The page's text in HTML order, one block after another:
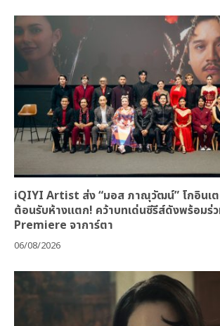
iQIYI Artist ส่ง “มอส ภาณุวัฒน์” โกอินเ
ต้อนรับห้างแตก! คว้าบทเด่นซีรีส์ดังพร้อมร่
Premiere จาการ์ตา
06/08/2026